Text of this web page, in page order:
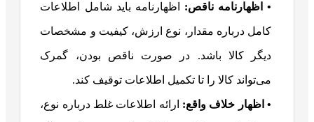
• اظهارنامه ناقص: اظهارنامه باید شامل اطلاعات
کامل درباره مقدار، نوع ارزش، کیفیت و مشخصات
دیگر کالا باشد. در صورت ناقص بودن، گمرک
می‌تواند کالا را تا تکمیل اطلاعات توقیف کند.
• اظهار خلاف واقع: ارائه اطلاعات غلط درباره نوع،